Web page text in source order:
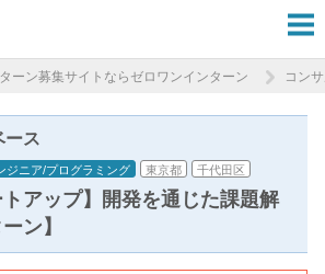
ーン募集サイトならゼロワンインターン コン
ース
ジニア/プログラミング 東京都 千代田区
トアップ】開発を通じた課題解
ン】